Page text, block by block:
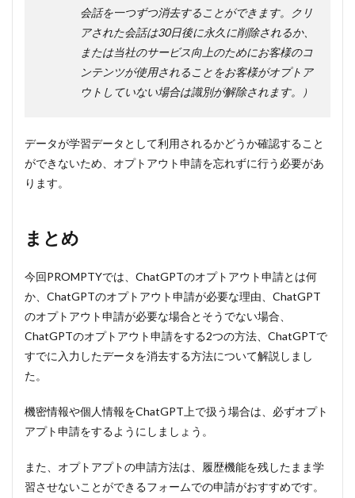
会話を一つずつ消去することができます。クリ
アされた会話は30日後に永久に削除されるか、
または当社のサービス向上のためにお客様のコ
ンテンツが使用されることをお客様がオプトア
ウトしていない場合は識別が解除されます。）
データが学習データとして利用されるかどうか確認すること
ができないため、オプトアウト申請を忘れずに行う必要があ
ります。
まとめ
今回PROMPTYでは、ChatGPTのオプトアウト申請とは何
か、ChatGPTのオプトアウト申請が必要な理由、ChatGPT
のオプトアウト申請が必要な場合とそうでない場合、
ChatGPTのオプトアウト申請をする2つの方法、ChatGPTで
すでに入力したデータを消去する方法について解説しまし
た。
機密情報や個人情報をChatGPT上で扱う場合は、必ずオプト
アプト申請をするようにしましょう。
また、オプトアプトの申請方法は、履歴機能を残したまま学
習させないことができるフォームでの申請がおすすめです。